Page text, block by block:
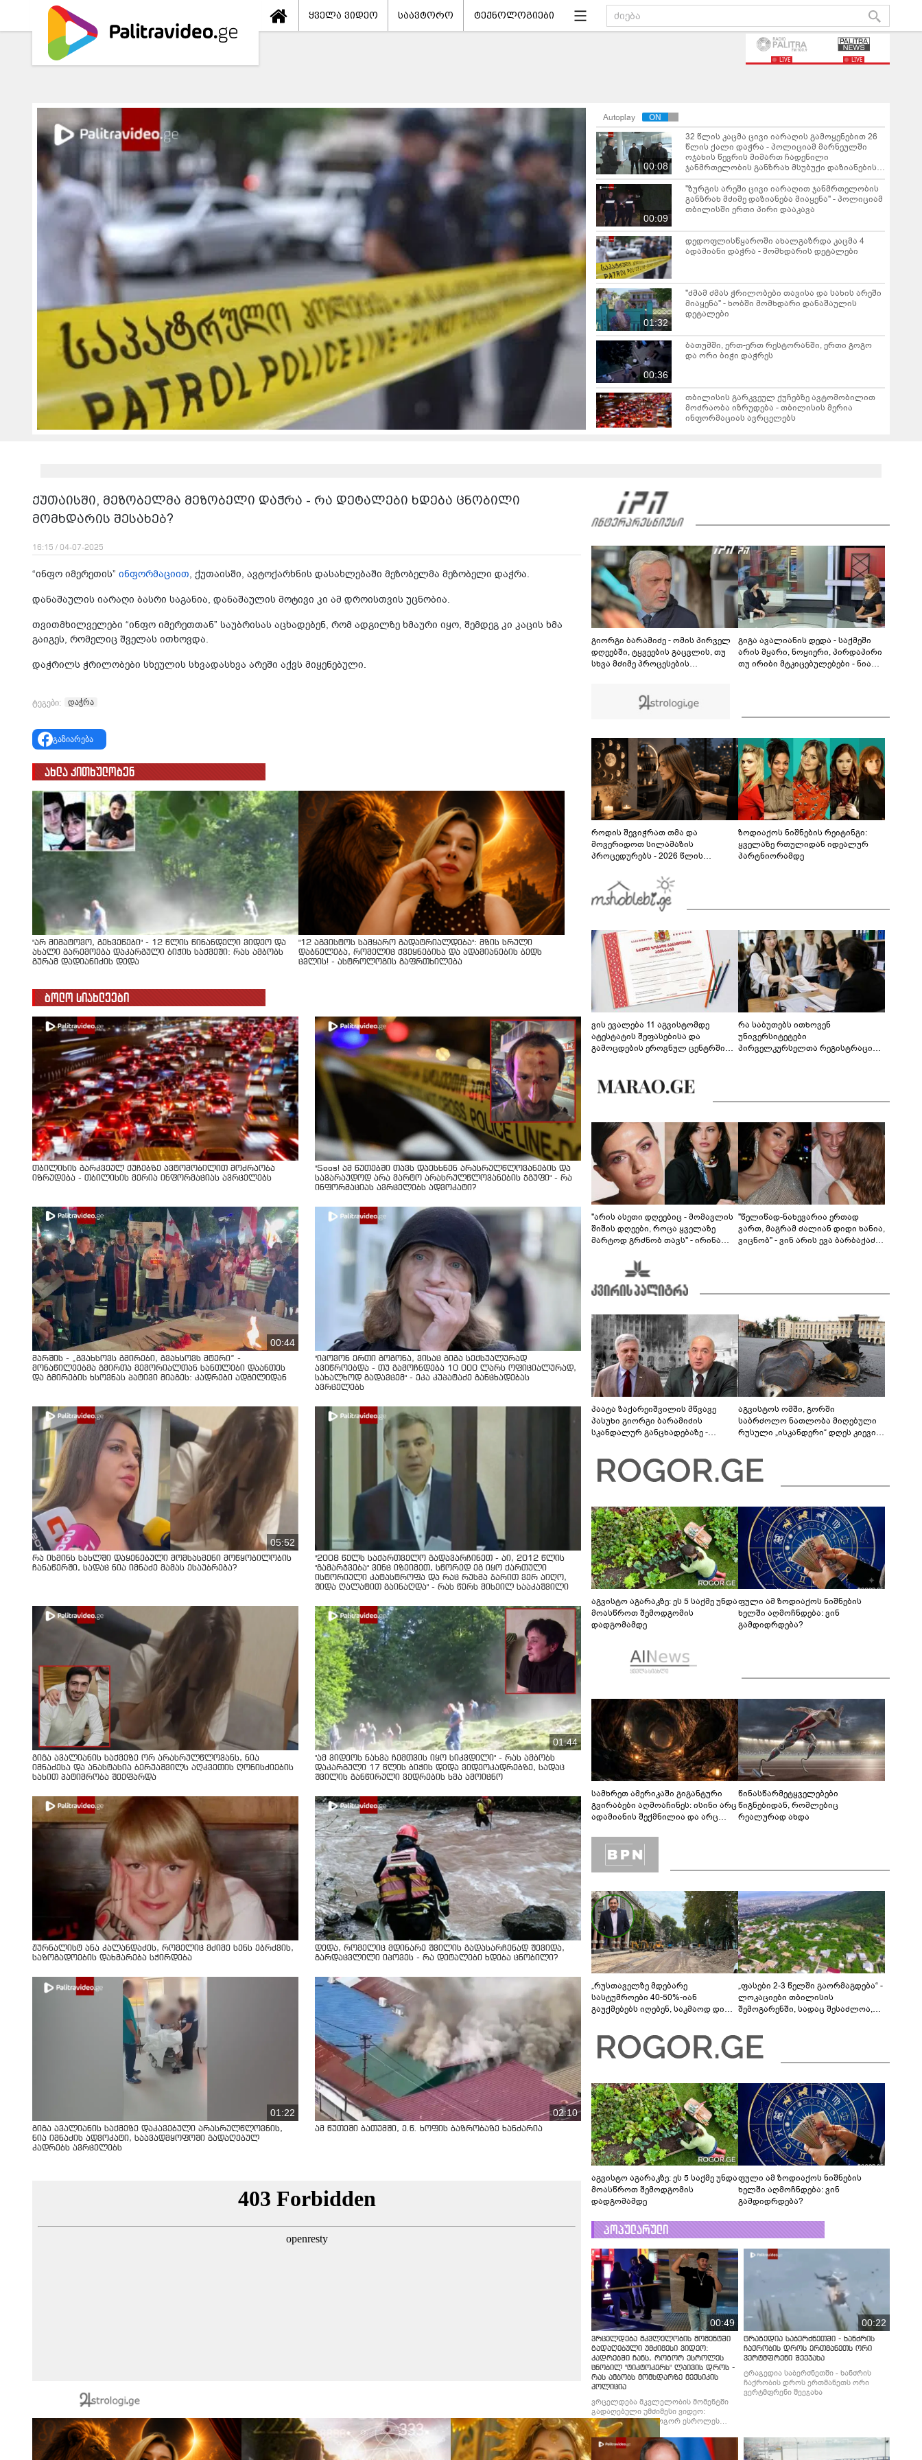
ყველა ვიდეო საავტორო ტექნოლოგიები
LIVE LIVE
Autoplay
00:08
32 წლის კაცმა ცივი იარაღის გამოყენებით 26
წლის ქალი დაჭრა - პოლიციამ მარნეულში
ოჯახის წევრის მიმართ ჩადენილი
ჯანმრთელობის განზრახ მსუბუქი დაზიანების
ფაქტზე ერთი პირი დააკავა
00:09
"ზურგის არეში ცივი იარაღით ჯანმრთელობის
განზრახ მძიმე დაზიანება მიაყენა" - პოლიციამ
თბილისში ერთი პირი დააკავა
დედოფლისწყაროში ახალგაზრდა კაცმა 4
ადამიანი დაჭრა - მომხდარის დეტალები
01:32
"ძმამ ძმას ჭრილობები თავისა და სახის არეში
მიაყენა" - ხობში მომხდარი დანაშაულის
დეტალები
00:36
ბათუმში, ერთ-ერთ რესტორანში, ერთი გოგო
და ორი ბიჭი დაჭრეს
თბილისის გარკვეულ ქუჩებზე ავტომობილით
მოძრაობა იზრუდება - თბილისის მერია
ინფორმაციას ავრცელებს
სანთლები დაანთეს და გმირების ხსოვნას
"იპოვონ ერთი გოგონა, ვისაც გიგა
სექსუალურად ავიწროებდა - თუ გამოჩნდება 10
000 ლარს ოფიციალურად, სახალხოდ
გადავცემ" - ეკა კუპატაძე განცხადებას
ავრცელებს
05:52
რა ისმინს სახლში დაყენებული მომსასმენი
მოწყობილობის ჩანაწერში, სადაც ნია იმნაძე
მამას ესაუბრება?
ქუთაისში, მეზობელმა მეზობელი დაჭრა - რა დეტალები ხდება ცნობილი
მომხდარის შესახებ?
16:15 / 04-07-2025
“ინფო იმერეთის” ინფორმაციით, ქუთაისში, ავტოქარხნის დასახლებაში მეზობელმა მეზობელი დაჭრა.
დანაშაულის იარაღი ბასრი საგანია, დანაშაულის მოტივი კი ამ დროისთვის უცნობია.
თვითმხილველები “ინფო იმერეთთან” საუბრისას აცხადებენ, რომ ადგილზე ხმაური იყო, შემდეგ კი კაცის ხმა
გაიგეს, რომელიც შველას ითხოვდა.
დაჭრილს ჭრილობები სხეულის სხვადასხვა არეში აქვს მიყენებული.
ტეგები: დაჭრა
გაზიარება
ახლა კითხულობენ
"არ მიმატოვო, გეხვეწები" - 12 წლის წინანდელი ვიდეო და
ახალი გარემოება დაკარგული ბიჭის საქმეში: რას ამბობს
გურამ დადიანიძის დედა
"12 აგვისტოს სამყარო გადატრიალდება": მზის სრული
დაბნელება, რომელიც ქვეყნებისა და ადამიანების ბედს
ცვლის! - ასტროლოგის გაფრთხილება
ბოლო სიახლეები
თბილისის გარკვეულ ქუჩებზე ავტომობილით მოძრაობა
იზრუდება - თბილისის მერია ინფორმაციას ავრცელებს
"Soos! ამ წუთებში თავს დაესხნენ არასრულწლოვანების და
სავარაუდოდ არა მარტო არასრულწლოვანების ჯგუფი" - რა
ინფორმაციას ავრცელებს ადვოკატი?
00:44
მარშის - „გვახსოვს გმირები, გვახსოვს მტერი” -
მონაწილეებმა გმირთა მემორიალთან სანთლები დაანთეს
და გმირების ხსოვნას პატივი მიაგეს: კადრები ადგილიდან
"იპოვონ ერთი გოგონა, ვისაც გიგა სექსუალურად
ავიწროებდა - თუ გამოჩნდება 10 000 ლარს ოფიციალურად,
სახალხოდ გადავცემ" - ეკა კუპატაძე განცხადებას
ავრცელებს
05:52
რა ისმინს სახლში დაყენებული მომსასმენი მოწყობილობის
ჩანაწერში, სადაც ნია იმნაძე მამას ესაუბრება?
"2008 წელს საქართველო გადავარჩინეთ - აი, 2012 წლის
"გამარჯვება" ვინც იზეიმეთ, სწორედ ეგ იყო ქართული
ისტორიული კატასტროფა და რაც რუსმა ჯარით ვერ აიღო,
შიდა ღალატით გაინაღდა" - რას წერს მიხეილ სააკაშვილი
გიგა ავალიანის საქმეზე ორ არასრულწლოვანს, ნია
იმნაძესა და ანასტასია ბერუაშვილს აღკვეთის ღონისძიების
სახით პატიმრობა შეეფარდა
01:44
"ამ ვიდეოს ნახვა ჩემთვის იყო სიკვდილი" - რას ამბობს
დაკარგული 17 წლის ბიჭის დედა ვიდეოკადრებზე, სადაც
შვილის განწირული ვედრების ხმა ამოიცნო
ჟურნალისტ ანა კალანდაძეს, რომელიც მძიმე სენს ებრძვის,
საზოგადოების დახმარება სჭირდება
დედა, რომელიც მდინარე შვილის გადასარჩენად შევიდა,
გარდაცვლილი იპოვეს - რა დეტალები ხდება ცნობილი?
01:22
გიგა ავალიანის საქმეზე დაკავებული არასრულწლოვნის,
ნია იმნაძის ადვოკატი, საავადმყოფოში გადაღებულ
კადრებს ავრცელებს
02:10
ამ წუთეში ბათუმში, ე.წ. ხოფის ბაზრობაზე ხანძარია
გიორგი ბარამიძე - ომის პირველ
დღეებში, ტყვეების გაცვლის, თუ
სხვა მძიმე პროცესების
მითქვამს, რომ ჩვენები
ხელებაწეულს ან დატყვევებულს
ვიცი
გიგა ავალიანის დედა - საქმეში
არის მყარი, ნოყიერი, პირდაპირი
თუ ირიბი მტკიცებულებები - ნია
როდის შევიჭრათ თმა და
მოვერიდოთ სილამაზის
პროცედურებს - 2026 წლის
გზამკვლევი
ზოდიაქოს ნიშნების რეიტინგი:
ყველაზე რთულიდან იდეალურ
პარტნიორამდე
ვის ევალება 11 აგვისტომდე
ატესტატის შეფასებისა და
გამოცდების ეროვნულ ცენტრში
რა საბუთებს ითხოვენ
უნივერსიტეტები
პირველკურსელთა რეგისტრაციის
"არის ასეთი დღეებიც - მომავლის
შიშის დღეები, როცა ყველაზე
მარტოდ გრძნობ თავს" - ირინა
"წელიწად-ნახევარია ერთად
ვართ, მაგრამ ძალიან დიდი ხანია,
ვიცნობ" - ვინ არის ევა ბარბაქაძის
პაატა ზაქარეიშვილის მწვავე
პასუხი გიორგი ბარამიძის
სკანდალურ განცხადებაზე -
გადმოვასვენე... ბარამიძე კი
ტყუის"
აგვისტოს ომში, გორში
საბრძოლო ნათლობა მიღებული
რუსული „ისკანდერი“ დღეს კიევის
აგვისტო აგარაკზე: ეს 5 საქმე უნდა
მოასწროთ შემოდგომის
დადგომამდე
ფული ამ ზოდიაქოს ნიშნების
ხელში აღმოჩნდება: ვინ
გამდიდრდება?
სამხრეთ ამერიკაში გიგანტური
გვირაბები აღმოაჩინეს: ისინი არც
ადამიანის შექმნილია და არც
ლაბირინთები?
წინასწარმეტყველებები
წიგნებიდან, რომლებიც
რეალურად ახდა
„რუსთაველზე მდებარე
სასტუმროები 40-50%-იან
გაუქმებებს იღებენ, საკმაოდ დიდი
შეხვდებოდა“
„ფასები 2-3 წელში გაორმაგდება“ -
ლოკაციები თბილისის
შემოგარენში, სადაც შესაძლოა,
აგვისტო აგარაკზე: ეს 5 საქმე უნდა
მოასწროთ შემოდგომის
დადგომამდე
ფული ამ ზოდიაქოს ნიშნების
ხელში აღმოჩნდება: ვინ
გამდიდრდება?
პოპულარული
00:49
ვრცელდება მკვლელობის მომენტში
გადაღებული უმძიმესი ვიდეო:
კადრებში ჩანს, როგორ ესროლეს
ცნობილ "ტიკტოკერს" ლაივის დროს -
რას ამბობს მომხდარზე მექსიკის
პოლიცია
ვრცელდება მკვლელობის მომენტში
გადაღებული უმძიმესი ვიდეო:
კადრებში ჩანს, როგორ ესროლეს
ცნობილ "ტიკტოკერს" ლაივის დროს -
რას ამბობს მომხდარზე მექსიკის
პოლიცია
00:22
ტრაგედია საბერძნეთში - ხანძრის
ჩაქრობის დროს ერთმანეთს ორი
ვერტმფრენი შეეჯახა
ტრაგედია საბერძნეთში - ხანძრის
ჩაქრობის დროს ერთმანეთს ორი
ვერტმფრენი შეეჯახა